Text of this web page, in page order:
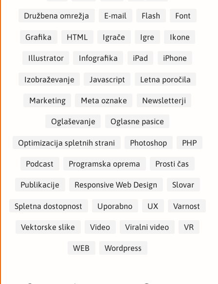
Družbena omrežja E-mail Flash Font
Grafika HTML Igrače Igre Ikone
Illustrator Infografika iPad iPhone
Izobraževanje Javascript Letna poročila
Marketing Meta oznake Newsletterji
Oglaševanje Oglasne pasice
Optimizacija spletnih strani Photoshop PHP
Podcast Programska oprema Prosti čas
Publikacije Responsive Web Design Slovar
Spletna dostopnost Uporabno UX Varnost
Vektorske slike Video Viralni video VR
WEB Wordpress